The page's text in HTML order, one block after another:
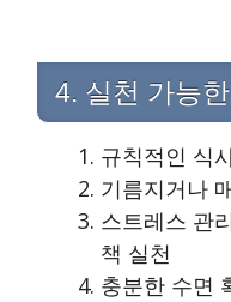
4. 실천 가능
규칙적인 식
기름지거나
스트레스 관
책 실천
충분한 수면